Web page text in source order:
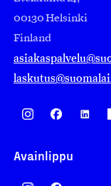
00130 Helsinki
Finland
Avainlippu